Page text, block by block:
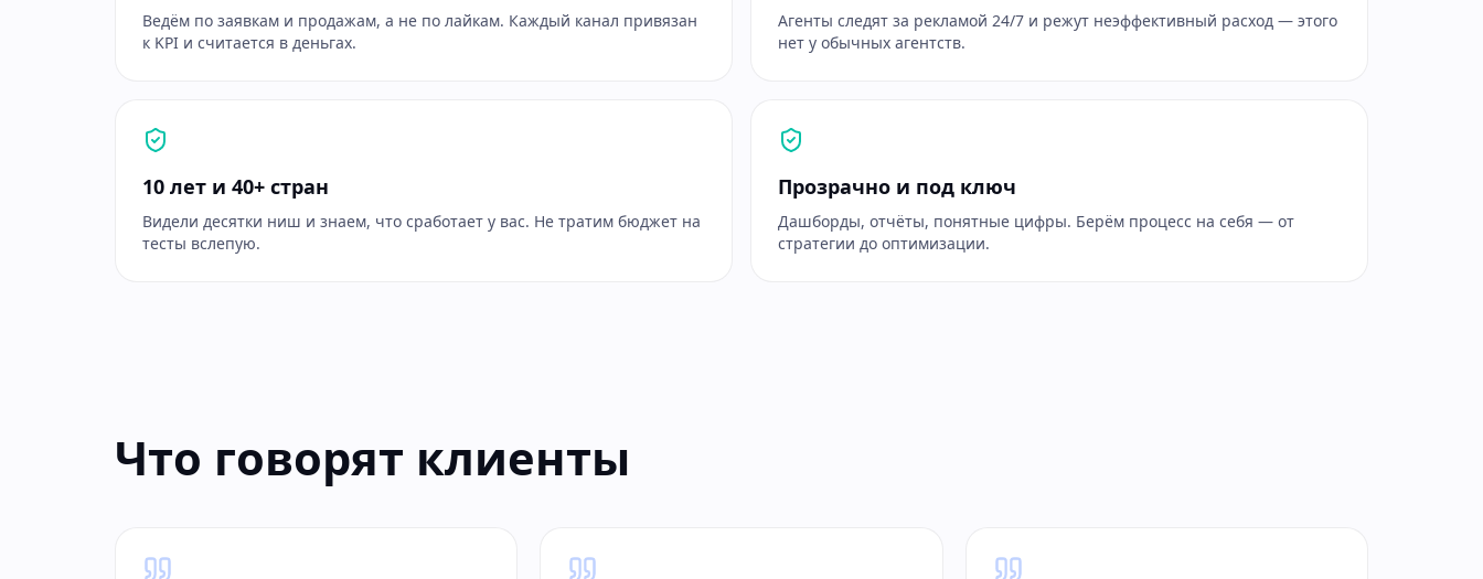
Ведём по заявкам и продажам, а не по лайкам. Каждый канал привязан
к KPI и считается в деньгах.
Агенты следят за рекламой 24/7 и режут неэффективный расход — этого
нет у обычных агентств.
10 лет и 40+ стран
Видели десятки ниш и знаем, что сработает у вас. Не тратим бюджет на
тесты вслепую.
Прозрачно и под ключ
Дашборды, отчёты, понятные цифры. Берём процесс на себя — от
стратегии до оптимизации.
Что говорят клиенты